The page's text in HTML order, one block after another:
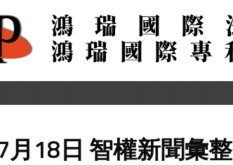
月18日 智權新聞彙整